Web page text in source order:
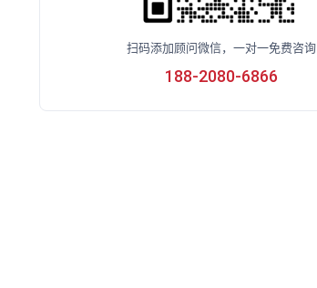
扫码添加顾问微信，一对一免费咨询
188-2080-6866